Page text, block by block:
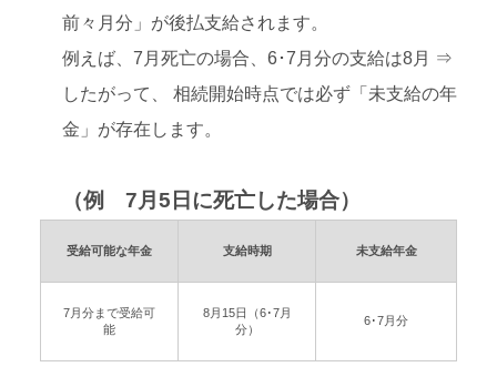
前々月分」が後払支給されます。
例えば、7月死亡の場合、6･7月分の支給は8月 ⇒
したがって、 相続開始時点では必ず「未支給の年
金」が存在します。
（例 7月5日に死亡した場合）
受給可能な年金 支給時期 未支給年金
7月分まで受給可
能
8月15日（6･7月
分）
6･7月分